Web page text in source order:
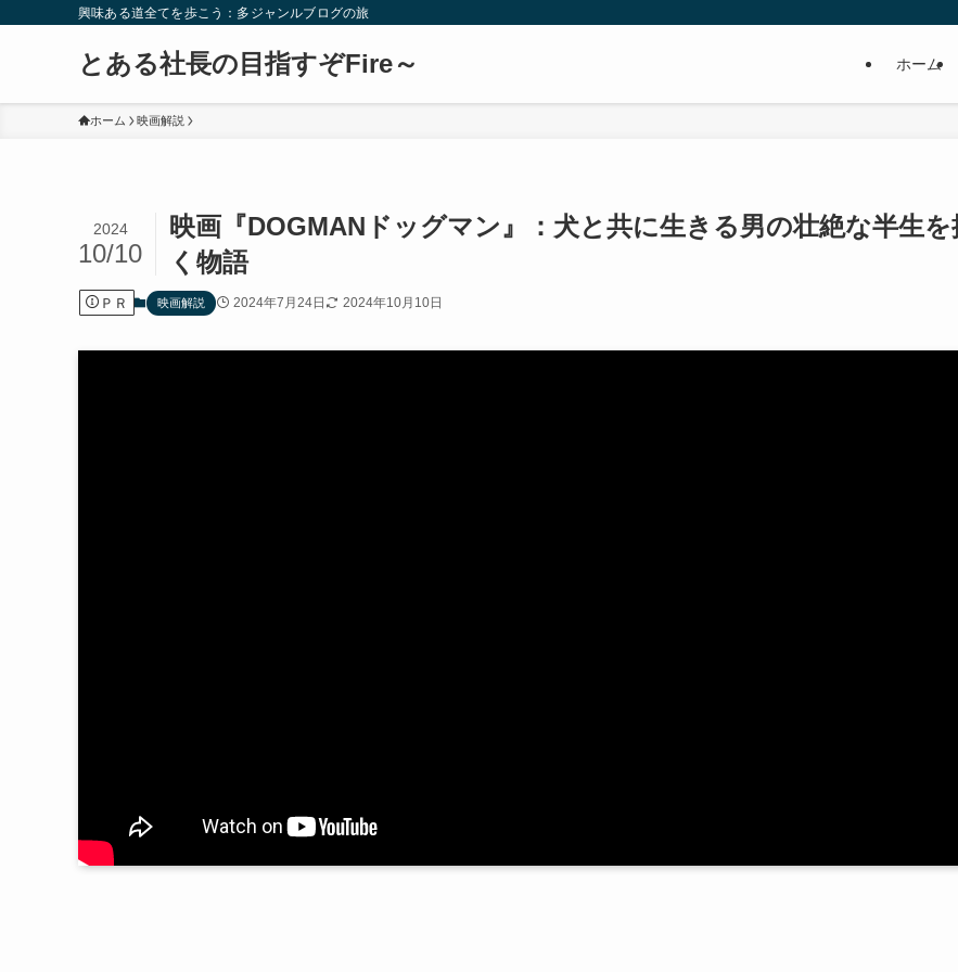
興味ある道全てを歩こう：多ジャンルブログの旅
とある社長の目指すぞFire～ ホーム
ホーム 映画解説
映画『DOGMANドッグマン』：犬と共に生きる男の壮絶な半生を
く物語
2024
10/10
ＰＲ 映画解説 2024年7月24日 2024年10月10日